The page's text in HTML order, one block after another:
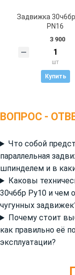
Задвижка 30ч6бр
PN16
3 900
шт
Купить
ВОПРОС -
Что собой
параллельная
шпинделем и в
Каковы
30ч6бр Ру10 и чем
чугунных
Почему стоит
как правильно её
эксплуатации?